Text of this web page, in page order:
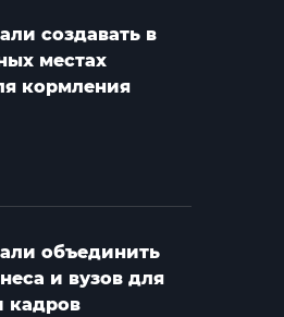
создавать в
местах
кормления
объединить
и вузов для
кадров